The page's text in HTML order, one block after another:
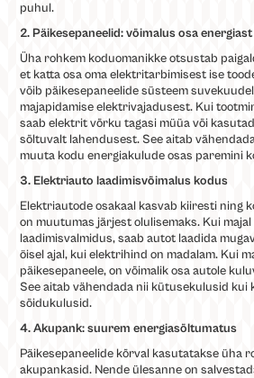
puhul.
2. Päikesepaneelid: võimalus osa
Üha rohkem koduomanikke otsustab
et katta osa oma elektritarbimisest ise
võib päikesepaneelide süsteem
majapidamise elektrivajadusest. Kui
saab elektrit võrku tagasi müüa või
sõltuvalt lahendusest. See aitab
muuta kodu energiakulude osas paremini
3. Elektriauto laadimisvõimalus kodus
Elektriautode osakaal kasvab kiiresti ning
on muutumas järjest olulisemaks. Kui majal
laadimisvalmidus, saab autot laadida
öisel ajal, kui elektrihind on madalam. Kui
päikesepaneele, on võimalik osa autole
See aitab vähendada nii kütusekulusid kui
sõidukulusid.
4. Akupank: suurem energiasõltumatus
Päikesepaneelide kõrval kasutatakse üha
akupankasid. Nende ülesanne on